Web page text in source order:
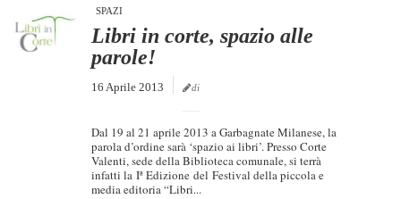
SPAZI
Libri in corte, spazio alle
parole!
16 Aprile 2013 di
Dal 19 al 21 aprile 2013 a Garbagnate Milanese, la
parola d’ordine sarà ‘spazio ai libri’. Presso Corte
Valenti, sede della Biblioteca comunale, si terrà
infatti la Iª Edizione del Festival della piccola e
media editoria “Libri...